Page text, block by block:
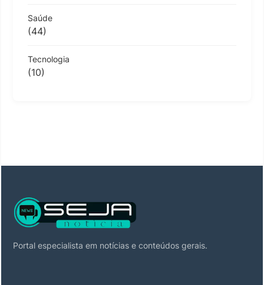
Saúde
(44)
Tecnologia
(10)
Portal especialista em notícias e conteúdos gerais.